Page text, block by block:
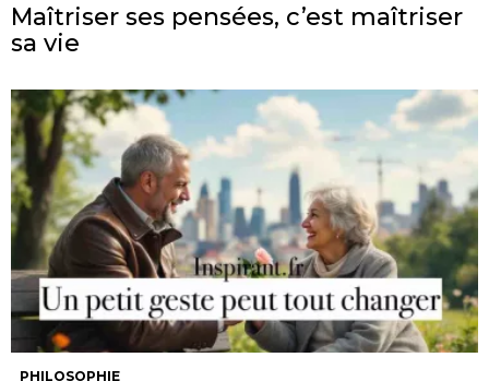
Maîtriser ses pensées, c’est maîtriser
sa vie
PHILOSOPHIE